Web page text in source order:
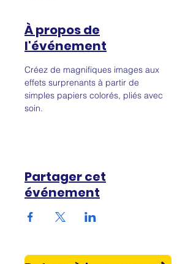
À propos de
l'événement
Créez de magnifiques images aux
effets surprenants à partir de
simples papiers colorés, pliés avec
soin.
Partager cet
événement